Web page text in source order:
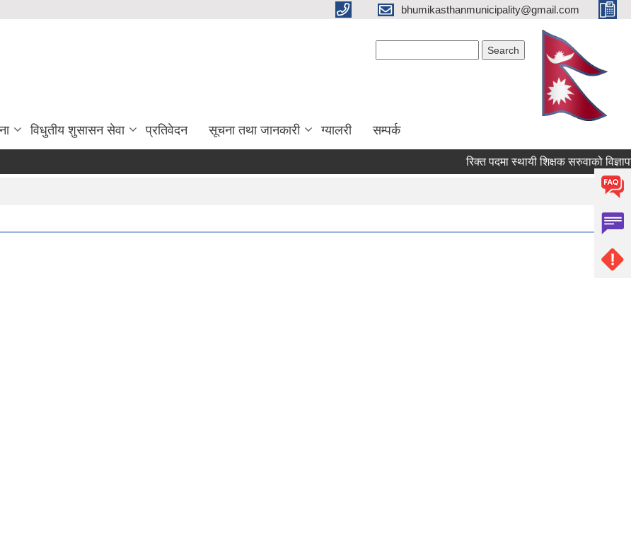
bhumikasthanmunicipality@gmail.com
विधुतीय शुसासन सेवा प्रतिवेदन सूचना तथा जानकारी ग्यालरी सम्पर्क
रिक्त पदमा स्थायी शिक्षक सरुवाको विज्ञापन